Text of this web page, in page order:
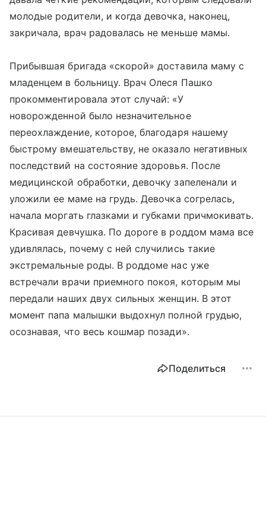
молодые родители, и когда девочка, наконец,
закричала, врач радовалась не меньше мамы.
Прибывшая бригада «скорой» доставила маму с
младенцем в больницу. Врач Олеся Пашко
прокомментировала этот случай: «У
новорожденной было незначительное
переохлаждение, которое, благодаря нашему
быстрому вмешательству, не оказало негативных
последствий на состояние здоровья. После
медицинской обработки, девочку запеленали и
уложили ее маме на грудь. Девочка согрелась,
начала моргать глазками и губками причмокивать.
Красивая девчушка. По дороге в роддом мама все
удивлялась, почему с ней случились такие
экстремальные роды. В роддоме нас уже
встречали врачи приемного покоя, которым мы
передали наших двух сильных женщин. В этот
момент папа малышки выдохнул полной грудью,
осознавая, что весь кошмар позади».
Поделиться